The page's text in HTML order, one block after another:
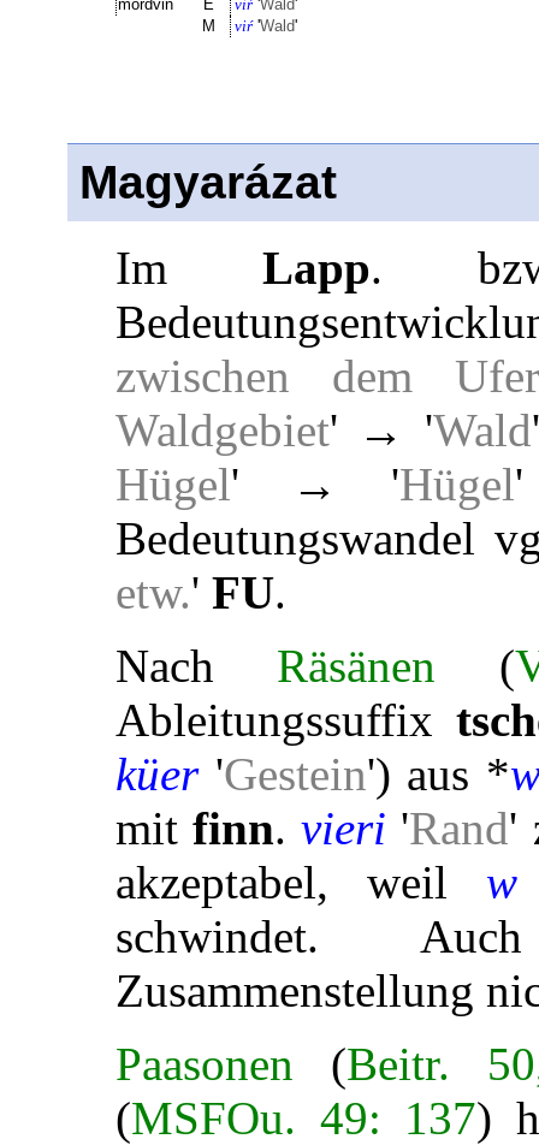
mordvin E viŕ'Wald'
M
viŕ'Wald'
Magyarázat
ImLapp.
zwischen dem
Waldgebiet' → 'Wald
Hügel' → 'Hügel
Bedeutungswandel
etw.' FU.
Nach Räsänen (
Ableitungssuffix
küer'Gestein') aus *
mitfinn.vieri 'Rand'
akzeptabel, weil w
schwindet.
Zusammenstellung
Paasonen (Beitr.
(MSFOu. 49: 137)